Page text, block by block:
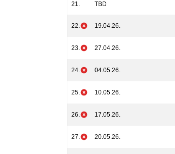
21. TBD
22. 19.04.26.
23. 27.04.26.
24. 04.05.26.
25. 10.05.26.
26. 17.05.26.
27. 20.05.26.